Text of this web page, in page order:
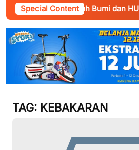
Special Content
Gelar Sedekah Bumi dan HUT
TAG: KEBAKARAN